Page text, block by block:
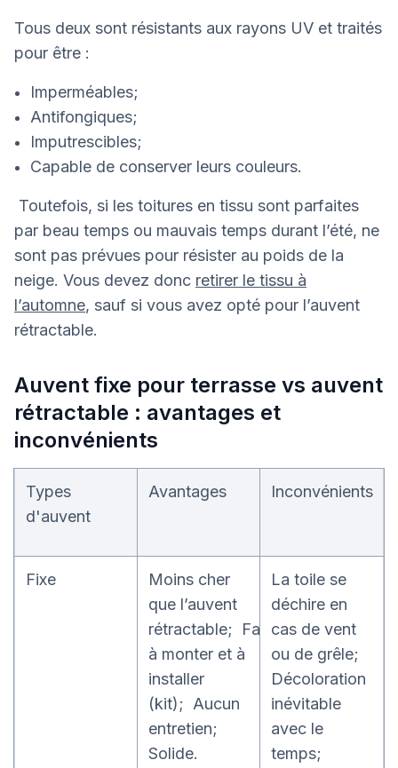
Tous deux sont résistants aux rayons UV et traités
pour être :
Imperméables;
Antifongiques;
Imputrescibles;
Capable de conserver leurs couleurs.
Toutefois, si les toitures en tissu sont parfaites
par beau temps ou mauvais temps durant l’été, ne
sont pas prévues pour résister au poids de la
neige. Vous devez donc retirer le tissu à
l’automne, sauf si vous avez opté pour l’auvent
rétractable.
Auvent fixe pour terrasse vs auvent
rétractable : avantages et
inconvénients
Types
d'auvent
Avantages Inconvénients
Fixe
Moins cher
que l’auvent
rétractable; Facile
à monter et à
installer
(kit); Aucun
entretien;
Solide.
La toile se
déchire en
cas de vent
ou de grêle;
Décoloration
inévitable
avec le
temps;